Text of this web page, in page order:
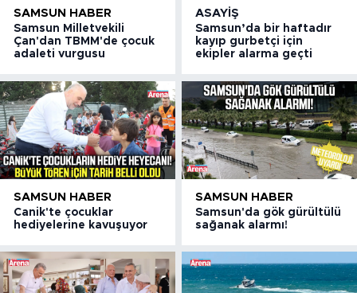
SAMSUN HABER
Samsun Milletvekili
Çan'dan TBMM'de çocuk
adaleti vurgusu
ASAYIŞ
Samsun’da bir haftadır
kayıp gurbetçi için
ekipler alarma geçti
SAMSUN HABER
Canik'te çocuklar
hediyelerine kavuşuyor
SAMSUN HABER
Samsun'da gök gürültülü
sağanak alarmı!